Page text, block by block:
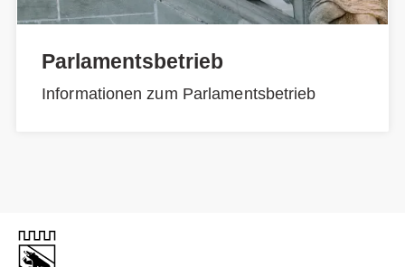
Parlamentsbetrieb
Informationen zum Parlamentsbetrieb